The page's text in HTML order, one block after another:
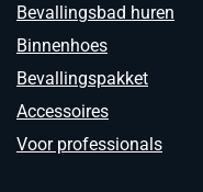
Bevallingsbad huren
Binnenhoes
Bevallingspakket
Accessoires
Voor professionals